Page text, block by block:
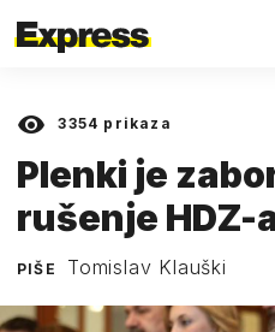
3354 prikaza
Plenki je
rušenje HDZ-
PIŠE Tomislav Klauški